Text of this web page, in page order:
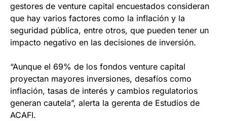
gestores de venture capital encuestados consideran
que hay varios factores como la inflación y la
seguridad pública, entre otros, que pueden tener un
impacto negativo en las decisiones de inversión.
“Aunque el 69% de los fondos venture capital
proyectan mayores inversiones, desafíos como
inflación, tasas de interés y cambios regulatorios
generan cautela”, alerta la gerenta de Estudios de
ACAFI.